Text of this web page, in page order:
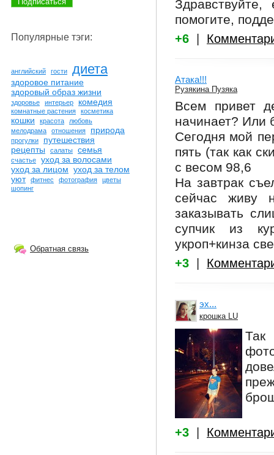
помогите,
+6
Атака!!!
Рузякина Пузяка
Всем привет
начинает? Или
Сегодня мой
пять (так как
с весом 98,6
На завтрак
сейчас живу
заказывать
супчик из
укроп+кинза
+3
эх...
крошка LU
Так
+3
Популярные тэги:
английский гости диета
здоровое питание
здоровый образ жизни
здоровье интерьер комедия
комнатные растения косметика
кошки красота
любовь
мелодрама
отношения природа
прогулки
путешествия
рецепты
салаты семья
счастье
уход за волосами
уход за лицом уход за телом
уют
фитнес фотография
цветы
шопинг
Обратная связь